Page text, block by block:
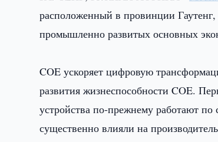
расположенный в провинции
промышленно развитых основных
COE ускоряет цифровую
развития жизнеспособности COE.
устройства по-прежнему работают
существенно влияли на